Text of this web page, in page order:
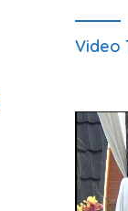
Video